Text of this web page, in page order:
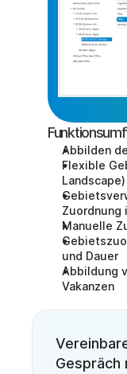
Abbilden
Flexible
Landscape)
Zuordnung
Manuelle
und Dauer
Abbildung
Vakanzen
Gespräch